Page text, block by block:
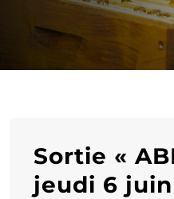
Sortie «
jeudi 6